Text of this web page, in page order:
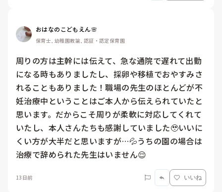
おはなのこどもえん🌸
保育士, 幼稚園教諭, 認証・認定保育園
周りの方は主幹には伝えて、急な通院で遅れて出勤
になる時もありましたし、採卵や移植でおやすみさ
れることもありました！職場の先生のほとんどが不
妊治療中ということはご本人から伝えられていたと
思います。だからこそ周りが柔軟に対応してくれて
いたし、本人さんたちも感謝していました🥹いいに
くい方が大半だと思いますが…💦うちの園の場合は
治療で辞められた先生はいません😌
13日前 いいね